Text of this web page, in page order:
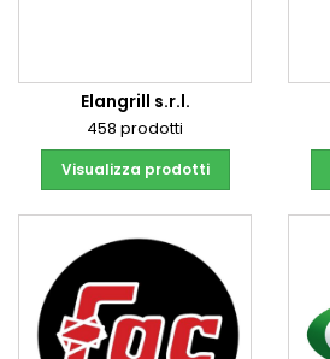
Elangrill s.r.l.
458 prodotti
Visualizza prodotti